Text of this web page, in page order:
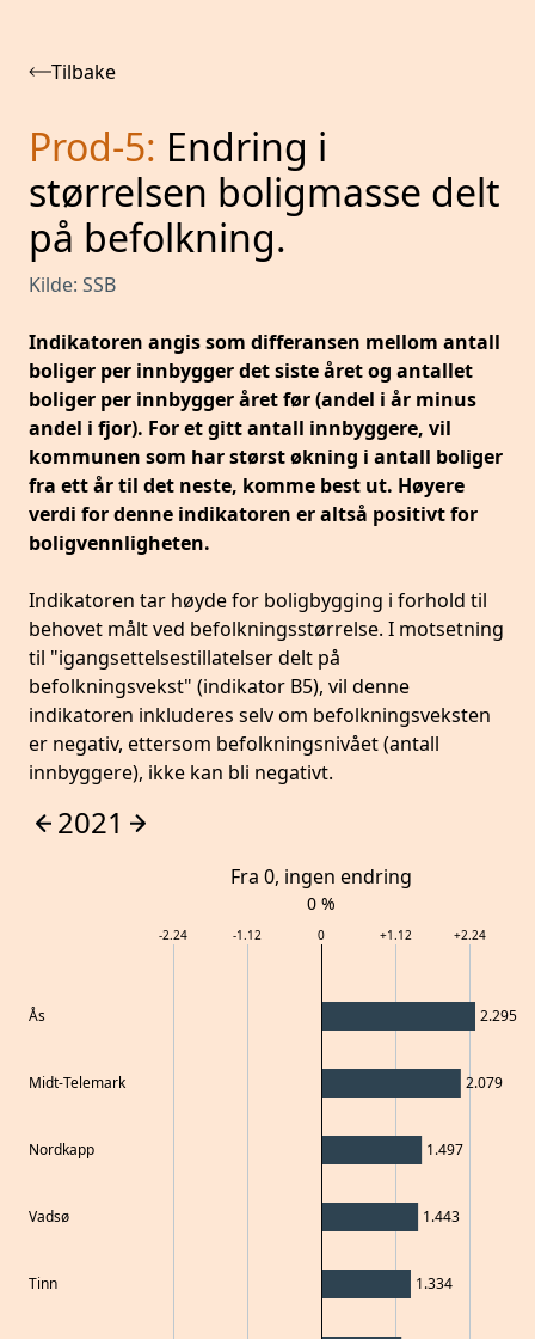
Tilbake
Prod-5: Endring i
størrelsen boligmasse delt
på befolkning.
Kilde: SSB
Indikatoren angis som differansen mellom antall
boliger per innbygger det siste året og antallet
boliger per innbygger året før (andel i år minus
andel i fjor). For et gitt antall innbyggere, vil
kommunen som har størst økning i antall boliger
fra ett år til det neste, komme best ut. Høyere
verdi for denne indikatoren er altså positivt for
boligvennligheten.
Indikatoren tar høyde for boligbygging i forhold til
behovet målt ved befolkningsstørrelse. I motsetning
til "igangsettelsestillatelser delt på
befolkningsvekst" (indikator B5), vil denne
indikatoren inkluderes selv om befolkningsveksten
er negativ, ettersom befolkningsnivået (antall
innbyggere), ikke kan bli negativt.
2021
Ås
Midt-Telemark
Nordkapp
Vadsø
Tinn
Fra 0, ingen endring
0 %
-2.24 -1.12 0 +1.12 +2.24
2.295
2.079
1.497
1.443
1.334